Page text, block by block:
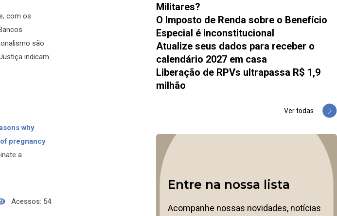
com os
são
indicam
why
pregnancy
a
Acessos: 54
Militares?
O Imposto de Renda sobre o Benefício
Especial é inconstitucional
Atualize seus dados para receber o
calendário 2027 em casa
Liberação de RPVs ultrapassa R$ 1,9
milhão
Ver todas
Entre na nossa lista
Acompanhe nossas novidades, notícias